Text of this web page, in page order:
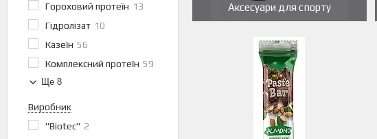
Гороховий протеїн 13
Гідролізат 10
Казеїн 56
Комплексний протеїн 59
Ще 8
Виробник
"Biotec" 2
Аксесуари для спорту